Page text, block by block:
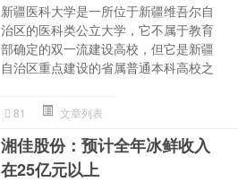
新疆医科大学是一所位于新疆维吾尔自
治区的医科类公立大学，它不属于教育
部确定的双一流建设高校，但它是新疆
自治区重点建设的省属普通本科高校之
81 文章列表
湘佳股份：预计全年冰鲜收入
在25亿元以上